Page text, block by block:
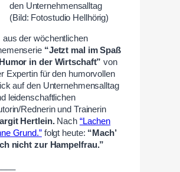
den Unternehmensalltag
(Bild: Fotostudio Hellhörig)
der wöchentlichen
“Jetzt mal im Spaß
in der Wirtschaft”von
Expertin für den humorvollen
auf den Unternehmensalltag
leidenschaftlichen
Rednerin und Trainerin
Hertlein. Nach “Lachen
Grund.”folgt heute: “Mach’
nicht zur Hampelfrau.”